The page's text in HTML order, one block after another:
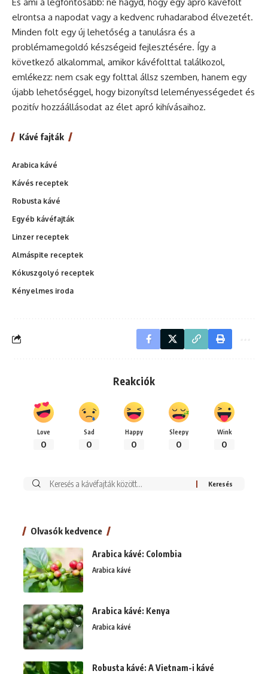
elrontsa a napodat vagy a kedvenc ruhadarabod élvezetét.
Minden folt egy új lehetőség a tanulásra és a
problémamegoldó készségeid fejlesztésére. Így a
következő alkalommal, amikor kávéfolttal találkozol,
emlékezz: nem csak egy folttal állsz szemben, hanem egy
újabb lehetőséggel, hogy bizonyítsd leleményességedet és
pozitív hozzáállásodat az élet apró kihívásaihoz.
Kávé fajták
Arabica kávé
Kávés receptek
Robusta kávé
Egyéb kávéfajták
Linzer receptek
Almáspite receptek
Kókuszgolyó receptek
Kényelmes iroda
Reakciók
Love
0
Sad
0
Happy
0
Sleepy
0
Wink
0
Keresés:
Olvasók kedvence
Arabica kávé: Colombia
Arabica kávé
Arabica kávé: Kenya
Arabica kávé
Robusta kávé: A Vietnam-i kávé